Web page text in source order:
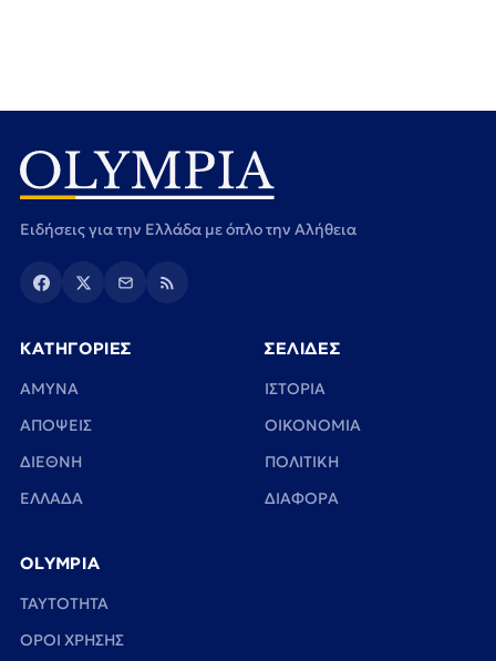
Ειδήσεις για την Ελλάδα με όπλο την Αλήθεια
ΚΑΤΗΓΟΡΙΕΣ
ΑΜΥΝΑ
ΑΠΟΨΕΙΣ
ΔΙΕΘΝΗ
ΕΛΛΑΔΑ
ΣΕΛΙΔΕΣ
ΙΣΤΟΡΙΑ
ΟΙΚΟΝΟΜΙΑ
ΠΟΛΙΤΙΚΗ
ΔΙΑΦΟΡΑ
OLYMPIA
TAYTOTHTA
ΟΡΟΙ ΧΡΗΣΗΣ